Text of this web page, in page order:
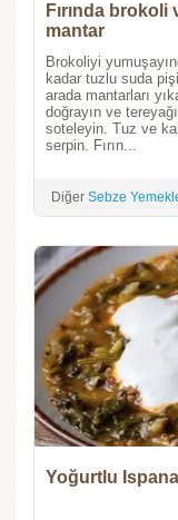
Fırında brokoli
mantar
Brokoliyi
kadar tuzlu suda
arada mantarları
doğrayın ve
soteleyin. Tuz ve
serpin. Fırın...
Diğer Sebze
Yoğurtlu